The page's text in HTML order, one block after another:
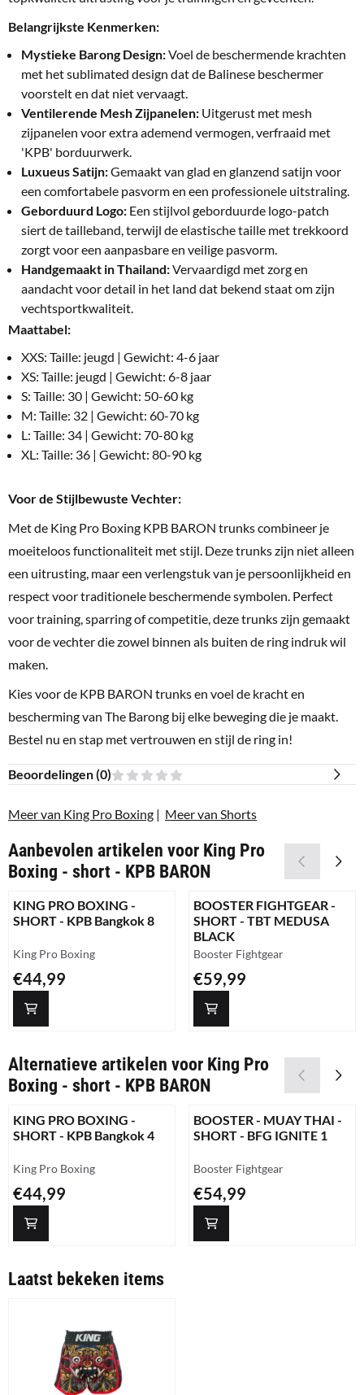
Belangrijkste Kenmerken:
Mystieke Barong Design:Voel de beschermende krachten
met het sublimated design dat de Balinese beschermer
voorstelt en dat niet vervaagt.
Ventilerende Mesh Zijpanelen: Uitgerust met mesh
zijpanelen voor extra ademend vermogen, verfraaid met
'KPB' borduurwerk.
Luxueus Satijn:Gemaakt van glad en glanzend satijn voor
een comfortabele pasvorm en een professionele uitstraling.
Geborduurd Logo: Een stijlvol geborduurde logo-patch
siert de tailleband, terwijl de elastische taille met trekkoord
zorgt voor een aanpasbare en veilige pasvorm.
Handgemaakt in Thailand:Vervaardigd met zorg en
aandacht voor detail in het land dat bekend staat om zijn
vechtsportkwaliteit.
Maattabel:
XXS: Taille: jeugd | Gewicht: 4-6 jaar
XS: Taille: jeugd | Gewicht: 6-8 jaar
S: Taille: 30 | Gewicht: 50-60 kg
M: Taille: 32 | Gewicht: 60-70 kg
L: Taille: 34 | Gewicht: 70-80 kg
XL: Taille: 36 | Gewicht: 80-90 kg
Voor de Stijlbewuste Vechter:
Met de King Pro Boxing KPB BARON trunks combineer je
moeiteloos functionaliteit met stijl. Deze trunks zijn niet alleen
een uitrusting, maar een verlengstuk van je persoonlijkheid en
respect voor traditionele beschermende symbolen. Perfect
voor training, sparring of competitie, deze trunks zijn gemaakt
voor de vechter die zowel binnen als buiten de ring indruk wil
maken.
Kies voor de KPB BARON trunks en voel de kracht en
bescherming van The Barong bij elke beweging die je maakt.
Bestel nu en stap met vertrouwen en stijl de ring in!
Beoordelingen (0)
Meer van King Pro Boxing | Meer van Shorts
Aanbevolen artikelen voor King Pro
Boxing - short - KPB BARON
KING PRO BOXING -
SHORT - KPB Bangkok 8
Merk:
King Pro Boxing
Prijs: 44,99
€44,99
BOOSTER FIGHTGEAR -
SHORT - TBT MEDUSA
BLACK
Merk:
Booster Fightgear
Prijs: 59,99
€59,99
Alternatieve artikelen voor King Pro
Boxing - short - KPB BARON
KING PRO BOXING -
SHORT - KPB Bangkok 4
Merk:
King Pro Boxing
Prijs: 44,99
€44,99
BOOSTER - MUAY THAI -
SHORT - BFG IGNITE 1
Merk:
Booster Fightgear
Prijs: 54,99
€54,99
Laatst bekeken items